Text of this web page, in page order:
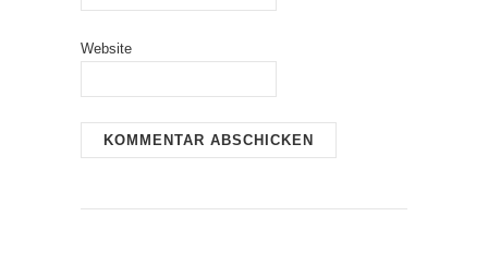
Website